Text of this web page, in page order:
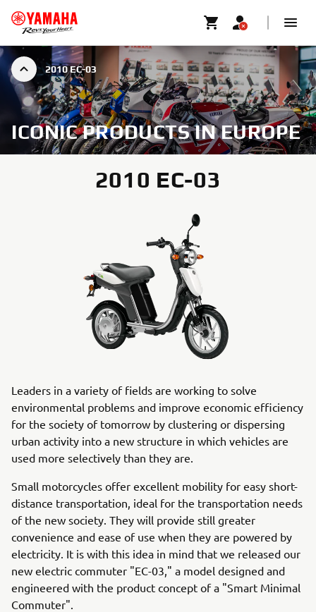
2010 EC-03
ICONIC PRODUCTS IN EUROPE
2010 EC-03
Leaders in a variety of fields are working to solve
environmental problems and improve economic efficiency
for the society of tomorrow by clustering or dispersing
urban activity into a new structure in which vehicles are
used more selectively than they are.
Small motorcycles offer excellent mobility for easy short-
distance transportation, ideal for the transportation needs
of the new society. They will provide still greater
convenience and ease of use when they are powered by
electricity. It is with this idea in mind that we released our
new electric commuter "EC-03," a model designed and
engineered with the product concept of a "Smart Minimal
Commuter".